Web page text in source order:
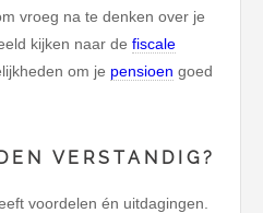
vroeg na te denken over je
kijken naar defiscale
om je pensioen goed
VERSTANDIG?
voordelen én uitdagingen.